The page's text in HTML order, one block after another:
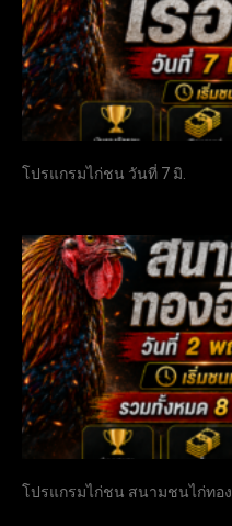
โปรแกรมไก่ชน วันที่ 7 มิ.
โปรแกรมไก่ชน สนามชนไก่ทอง